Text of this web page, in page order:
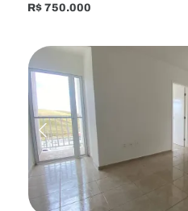
R$ 750.000